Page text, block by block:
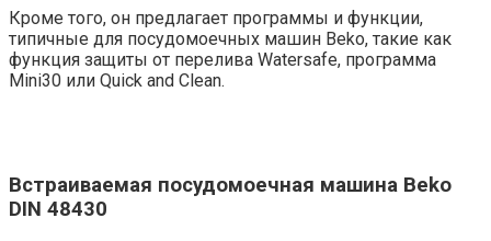
Кроме того, он предлагает программы и функции,
типичные для посудомоечных машин Beko, такие как
функция защиты от перелива Watersafe, программа
Mini30 или Quick and Clean.
Встраиваемая посудомоечная машина Beko
DIN 48430